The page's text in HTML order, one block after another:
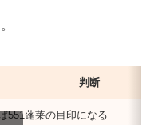
判断
551蓬莱の目印になる